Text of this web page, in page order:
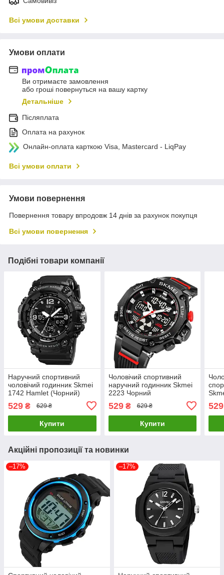
Всі умови доставки
Умови оплати
Ви отримаєте замовлення
або гроші повернуться на вашу картку
Детальніше
Післяплата
Оплата на рахунок
Онлайн-оплата карткою Visa, Mastercard - LiqPay
Всі умови оплати
Умови повернення
Повернення товару впродовж 14 днів за рахунок покупця
Всі умови повернення
Подібні товари компанії
Наручний спортивний
чоловічий годинник Skmei
1742 Hamlet (Чорний)
529 ₴ 629 ₴
Купити
Чоловічий спортивний
наручний годинник Skmei
2223 Чорний
529₴ 629 ₴
Купити
529
Акційні пропозиції та новинки
–17% –17%